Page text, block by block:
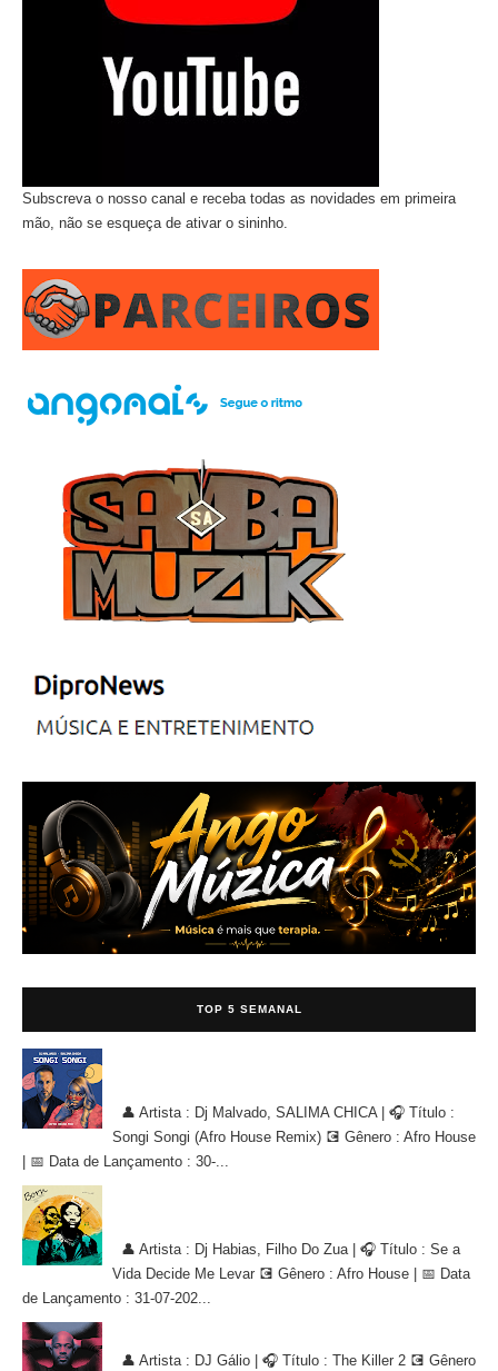
Subscreva o nosso canal e receba todas as novidades em primeira
mão, não se esqueça de ativar o sininho.
TOP 5 SEMANAL
👤 Artista : Dj Malvado, SALIMA CHICA | 🎧 Título :
Songi Songi (Afro House Remix) 💽 Gênero : Afro House
| 📅 Data de Lançamento : 30-...
👤 Artista : Dj Habias, Filho Do Zua | 🎧 Título : Se a
Vida Decide Me Levar 💽 Gênero : Afro House | 📅 Data
de Lançamento : 31-07-202...
👤 Artista : DJ Gálio | 🎧 Título : The Killer 2 💽 Gênero